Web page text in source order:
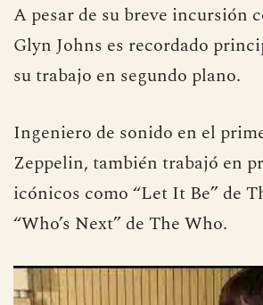
A pesar de su breve incursión
Glyn Johns es recordado
su trabajo en segundo plano.
Ingeniero de sonido en el
Zeppelin, también trabajó en
icónicos como “Let It Be” de
“Who’s Next” de The Who.